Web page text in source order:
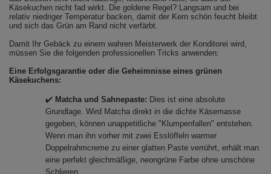
Käsekuchen nicht fad wirkt. Die goldene Regel? Langsam und bei
relativ niedriger Temperatur backen, damit der Kern schön feucht bleibt
und sich das Grün am Rand nicht verfärbt.
Damit Ihr Gebäck zu einem wahren Meisterwerk der Konditorei wird,
müssen Sie die folgenden professionellen Tricks anwenden:
Eine Erfolgsgarantie oder die Geheimnisse eines grünen
Käsekuchens:
✔️ Matcha und Sahnepaste: Dies ist eine absolute
Grundlage. Wird Matcha direkt in die dichte Käsemasse
gegeben, können unappetitliche "Klumpenfallen" entstehen.
Wenn man ihn vorher mit zwei Esslöffeln warmer
Doppelrahmcreme zu einer glatten Paste verrührt, erhält man
eine perfekt gleichmäßige, neongrüne Farbe ohne unschöne
Schlieren.